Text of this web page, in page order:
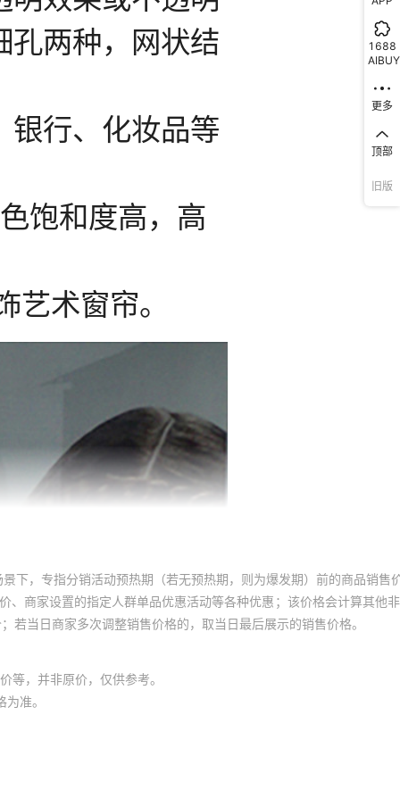
下，专指分销活动预热期（若无预热期，则为爆发期）前的商品销售
商家设置的指定人群单品优惠活动等各种优惠；该价格会计算其他
当日商家多次调整销售价格的，取当日最后展示的销售价格。
等，并非原价，仅供参考。
准。
1688
AIBUY
更多
顶部
旧版